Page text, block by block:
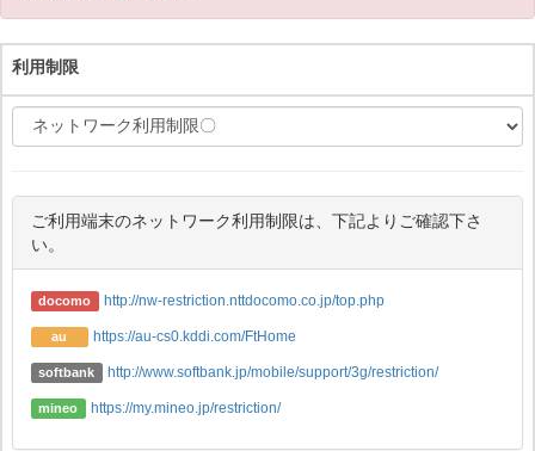
利用制限
ご利用端末のネットワーク利用制限は、下記よりご確認下さ
い。
docomo http://nw-restriction.nttdocomo.co.jp/top.php
au https://au-cs0.kddi.com/FtHome
softbank http://www.softbank.jp/mobile/support/3g/restriction/
mineo https://my.mineo.jp/restriction/